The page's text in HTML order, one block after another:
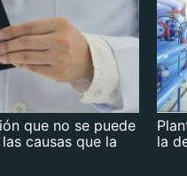
que no se puede
causas que la
la